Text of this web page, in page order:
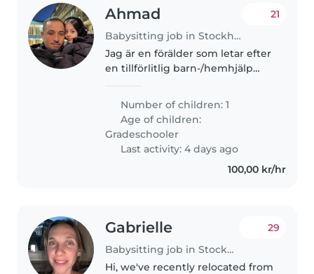
Ahmad
Babysitting job in Stockholm
21
Jag är en förälder som letar efter
en tillförlitlig barn-/hemhjälp
åriga dotter. Vårt barn är mycket
lekfull, vänlig och pratsam. Som
föräldrar söker vi..
Number of children: 1
Age of children:
Gradeschooler
Last activity: 4 days ago
100,00 kr/hr
Gabrielle
Babysitting job in Stockholm
29
Hi, we've recently relocated from